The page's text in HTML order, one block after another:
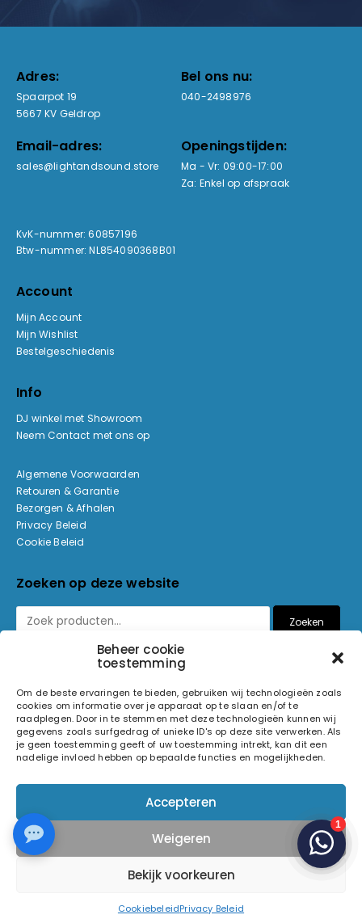
Beheer cookie
toestemming
Om de beste ervaringen te bieden, gebruiken wij technologieën zoals
cookies om informatie over je apparaat op te slaan en/of te
raadplegen. Door in te stemmen met deze technologieën kunnen wij
gegevens zoals surfgedrag of unieke ID's op deze site verwerken. Als
je geen toestemming geeft of uw toestemming intrekt, kan dit een
nadelige invloed hebben op bepaalde functies en mogelijkheden.
Accepteren
Weigeren
Bekijk voorkeuren
CookiebeleidPrivacy Beleid
Adres:
Spaarpot 19
5667 KV Geldrop
Bel ons nu:
040-2498976
Email-adres:
sales@lightandsound.store
Openingstijden:
Ma - Vr: 09:00-17:00
Za: Enkel op afspraak
KvK-nummer: 60857196
Btw-nummer: NL854090368B01
Account
Mijn Account
Mijn Wishlist
Bestelgeschiedenis
Info
DJ winkel met Showroom
Neem Contact met ons op
Algemene Voorwaarden
Retouren & Garantie
Bezorgen & Afhalen
Privacy Beleid
Cookie Beleid
Zoeken op deze website
Zoeken
© 2026 Light and Sound Factory. Alle rechten voorbehouden.
Volg ons op